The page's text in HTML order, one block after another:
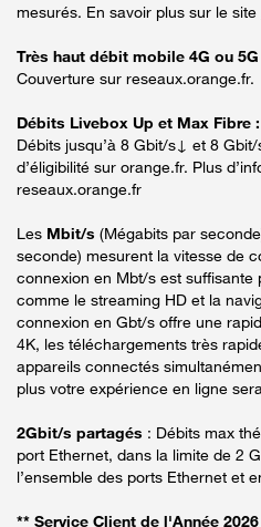
mesurés. En savoir plus sur le site
Très haut débit mobile 4G ou 5G
Couverture sur reseaux.orange.fr.
Débits Livebox Up et Max Fibre :
Débits jusqu’à 8 Gbit/s↓ et 8
d’éligibilité sur orange.fr. Plus
reseaux.orange.fr
Les Mbit/s (Mégabits par
seconde) mesurent la vitesse de
connexion en Mbt/s est suffisante
comme le streaming HD et la
connexion en Gbt/s offre une
4K, les téléchargements très
appareils connectés
plus votre expérience en ligne
2Gbit/s partagés : Débits max
port Ethernet, dans la limite de 2
l’ensemble des ports Ethernet et
** Service Client de l'Année 2026